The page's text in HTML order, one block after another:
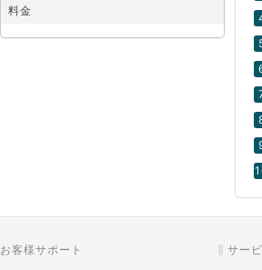
料金
お客様サポート サー